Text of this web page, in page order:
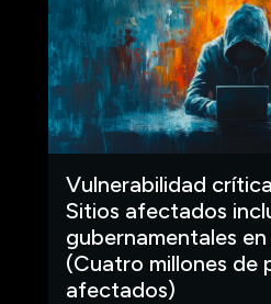
Vulnerabilidad
Sitios afectados
gubernamentales
(Cuatro millones de
afectados)